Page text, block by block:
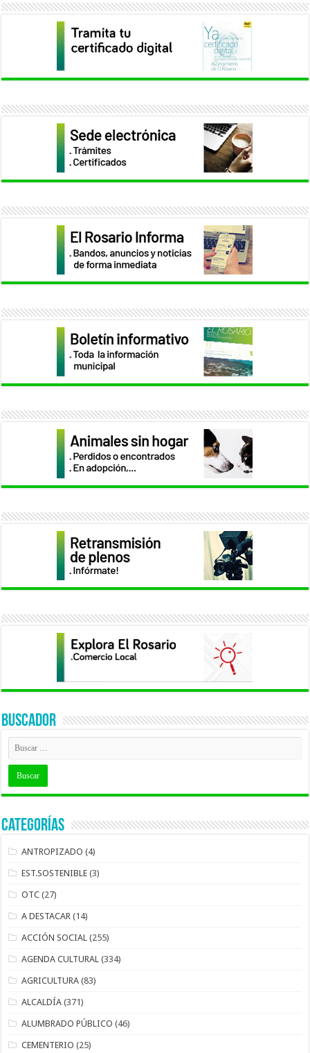
BUSCADOR
Categorías
ANTROPIZADO (4)
EST.SOSTENIBLE (3)
OTC (27)
A DESTACAR (14)
ACCIÓN SOCIAL (255)
AGENDA CULTURAL (334)
AGRICULTURA (83)
ALCALDÍA (371)
ALUMBRADO PÚBLICO (46)
CEMENTERIO (25)